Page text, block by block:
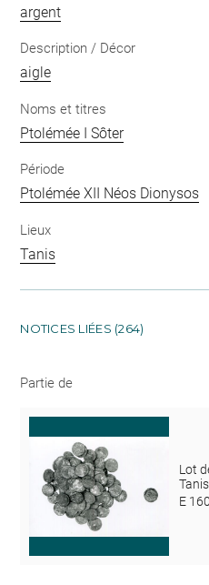
argent
Description / Décor
aigle
Noms et titres
Ptolémée I Sôter
Période
Ptolémée XII Néos Dionysos
Lieux
Tanis
NOTICES LIÉES (264)
Partie de
Lot
Tanis
E